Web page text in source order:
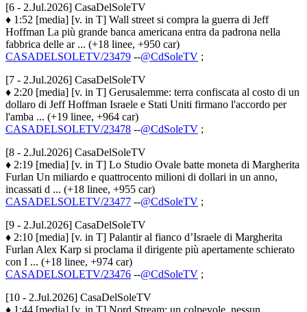
[6 - 2.Jul.2026] CasaDelSoleTV
♦ 1:52 [media] [v. in T] Wall street si compra la guerra di Jeff
Hoffman La più grande banca americana entra da padrona nella
fabbrica delle ar ... (+18 linee, +950 car)
CASADELSOLETV/23479 --@CdSoleTV ;
[7 - 2.Jul.2026] CasaDelSoleTV
♦ 2:20 [media] [v. in T] Gerusalemme: terra confiscata al costo di un
dollaro di Jeff Hoffman Israele e Stati Uniti firmano l'accordo per
l'amba ... (+19 linee, +964 car)
CASADELSOLETV/23478 --@CdSoleTV ;
[8 - 2.Jul.2026] CasaDelSoleTV
♦ 2:19 [media] [v. in T] Lo Studio Ovale batte moneta di Margherita
Furlan Un miliardo e quattrocento milioni di dollari in un anno,
incassati d ... (+18 linee, +955 car)
CASADELSOLETV/23477 --@CdSoleTV ;
[9 - 2.Jul.2026] CasaDelSoleTV
♦ 2:10 [media] [v. in T] Palantir al fianco d’Israele di Margherita
Furlan Alex Karp si proclama il dirigente più apertamente schierato
con I ... (+18 linee, +974 car)
CASADELSOLETV/23476 --@CdSoleTV ;
[10 - 2.Jul.2026] CasaDelSoleTV
♦ 1:44 [media] [v. in T] Nord Stream: un colpevole, nessun